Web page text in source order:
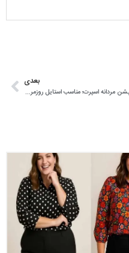
بعدی
کاپشن مردانه اسپرت؛ مناسب استایل روزمره، ورزشی و سفر